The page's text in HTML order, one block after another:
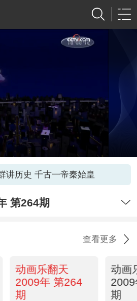
讲历史 千古一帝秦始皇
第264期
查看更多
动画乐翻天
2009年 第264
期
动画
期